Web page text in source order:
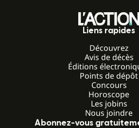
Liens rapides
Découvrez
Avis de décès
Éditions
Points de dépôt
Concours
Horoscope
Les jobins
Nous joindre
Abonnez-vous